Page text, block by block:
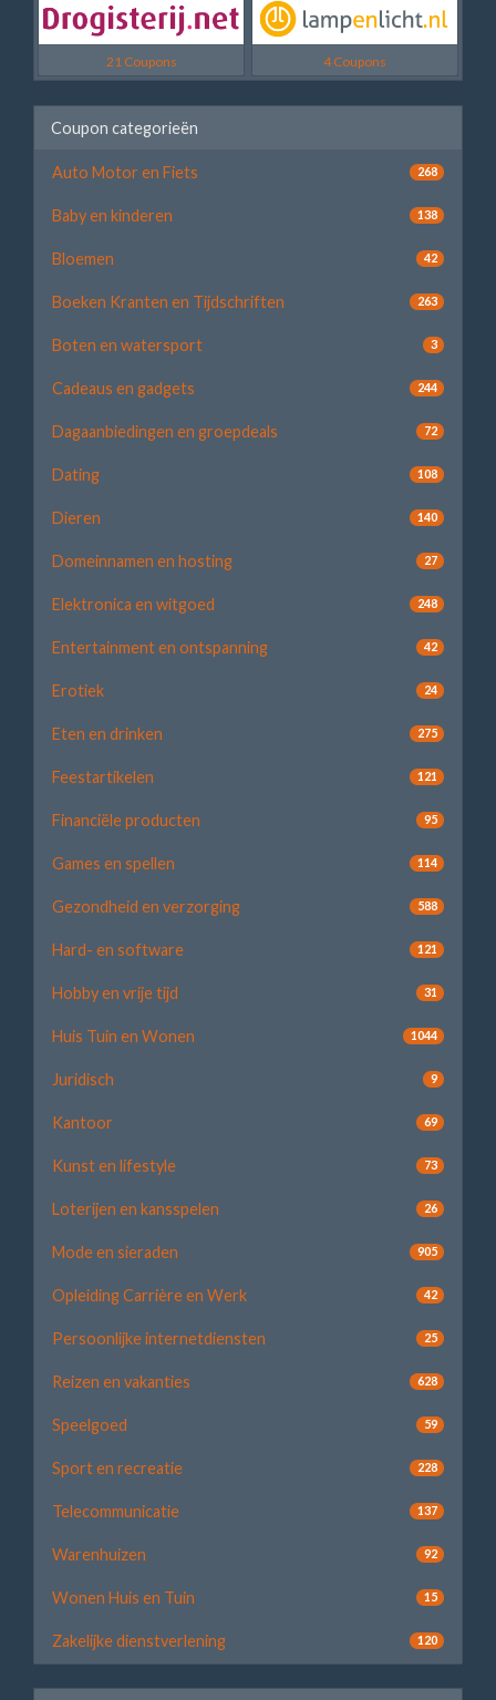
21 Coupons 4 Coupons
Coupon categorieën
Auto Motor en Fiets 268
Baby en kinderen 138
Bloemen 42
Boeken Kranten en Tijdschriften 263
Boten en watersport 3
Cadeaus en gadgets 244
Dagaanbiedingen en groepdeals 72
Dating 108
Dieren 140
Domeinnamen en hosting 27
Elektronica en witgoed 248
Entertainment en ontspanning 42
Erotiek 24
Eten en drinken 275
Feestartikelen 121
Financiële producten 95
Games en spellen 114
Gezondheid en verzorging 588
Hard- en software 121
Hobby en vrije tijd 31
Huis Tuin en Wonen 1044
Juridisch 9
Kantoor 69
Kunst en lifestyle 73
Loterijen en kansspelen 26
Mode en sieraden 905
Opleiding Carrière en Werk 42
Persoonlijke internetdiensten 25
Reizen en vakanties 628
Speelgoed 59
Sport en recreatie 228
Telecommunicatie 137
Warenhuizen 92
Wonen Huis en Tuin 15
Zakelijke dienstverlening 120